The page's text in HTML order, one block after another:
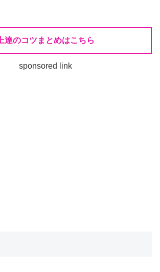
上達のコツまとめはこちら
sponsored link